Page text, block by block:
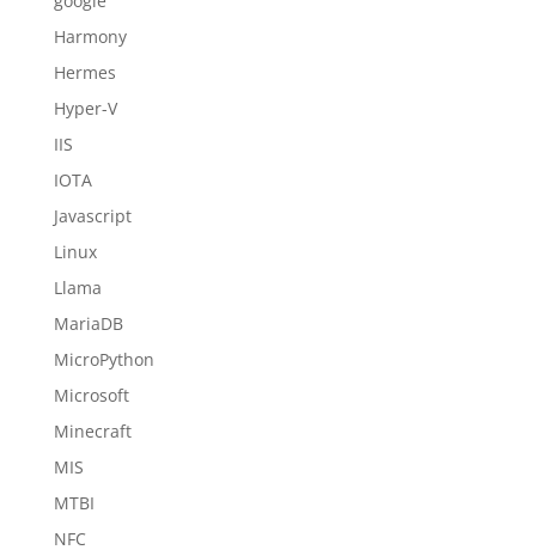
Harmony
Hermes
Hyper-V
IIS
IOTA
Javascript
Linux
Llama
MariaDB
MicroPython
Microsoft
Minecraft
MIS
MTBI
NFC